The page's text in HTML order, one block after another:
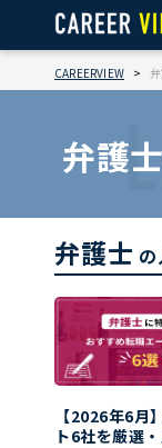
CAREERVIEW >
弁護
弁護士
【2026年6月
ト6社を厳選